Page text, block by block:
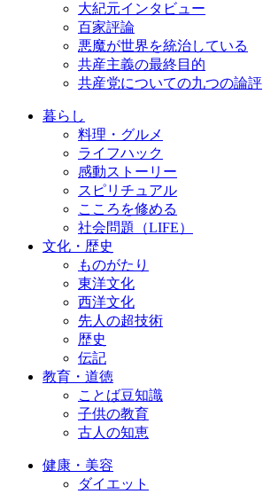
大紀元インタビュー
百家評論
悪魔が世界を統治している
共産主義の最終目的
共産党についての九つの論評
暮らし
料理・グルメ
ライフハック
感動ストーリー
スピリチュアル
こころを修める
社会問題（LIFE）
文化・歴史
ものがたり
東洋文化
西洋文化
先人の超技術
歴史
伝記
教育・道徳
ことば豆知識
子供の教育
古人の知恵
健康・美容
ダイエット